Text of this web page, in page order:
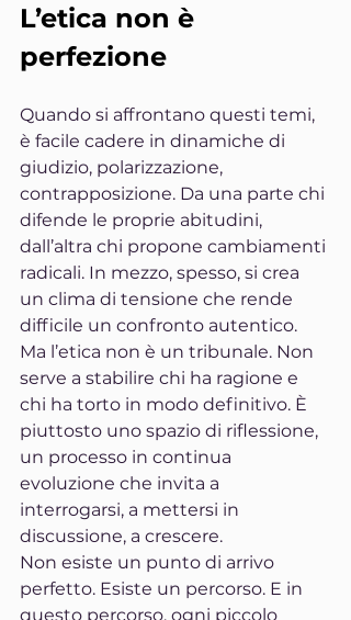
L’etica non è
perfezione
Quando si affrontano questi temi,
è facile cadere in dinamiche di
giudizio, polarizzazione,
contrapposizione. Da una parte chi
difende le proprie abitudini,
dall’altra chi propone cambiamenti
radicali. In mezzo, spesso, si crea
un clima di tensione che rende
difficile un confronto autentico.
Ma l’etica non è un tribunale. Non
serve a stabilire chi ha ragione e
chi ha torto in modo definitivo. È
piuttosto uno spazio di riflessione,
un processo in continua
evoluzione che invita a
interrogarsi, a mettersi in
discussione, a crescere.
Non esiste un punto di arrivo
perfetto. Esiste un percorso. E in
questo percorso, ogni piccolo